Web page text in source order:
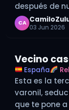
después de
me atreví a ir
CA
03 Jun 2026
Vecino
España
Esta es la
varonil,
que te pone